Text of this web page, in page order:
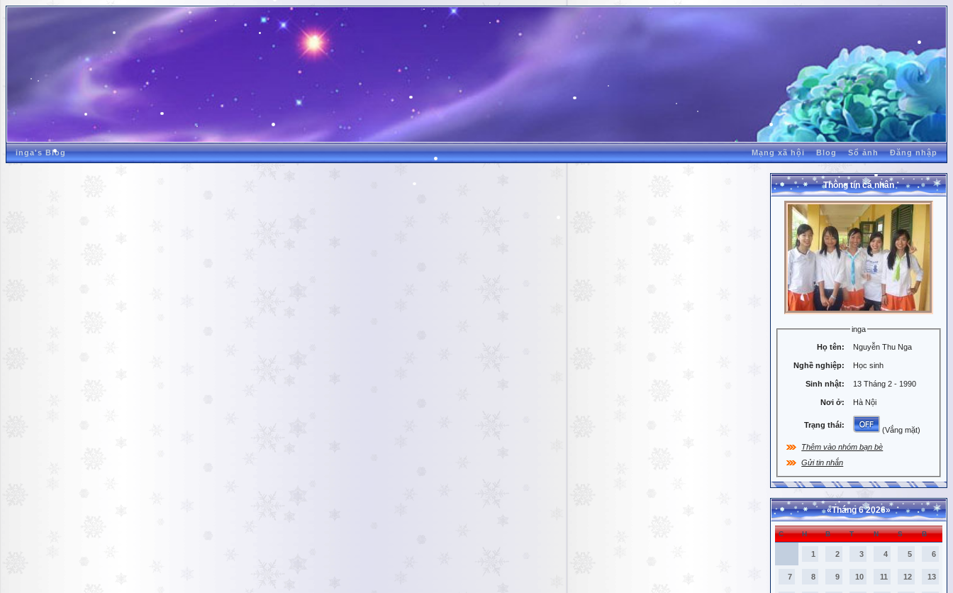
inga's Blog Mạng xã hội Blog Sổ ảnh Đăng nhập
Thông tin cá nhân
inga
Họ tên: Nguyễn Thu Nga
Nghề nghiệp: Học sinh
Sinh nhật: 13 Tháng 2 - 1990
Nơi ở: Hà Nội
Trạng thái:
(Vắng mặt)
Thêm vào nhóm bạn bè
Gửi tin nhắn
«Tháng 6 2026»
C H B T N S B
1 2 3 4 5 6
7 8 9 10 11 12 13